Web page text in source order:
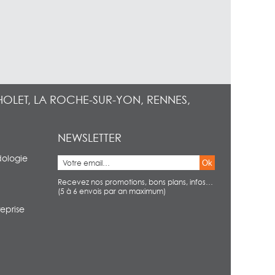
LA ROCHE-SUR-YON, RENNES,
NEWSLETTER
Ok
Recevez nos promotions, bons plans, infos…
(5 à 6 envois par an maximum)